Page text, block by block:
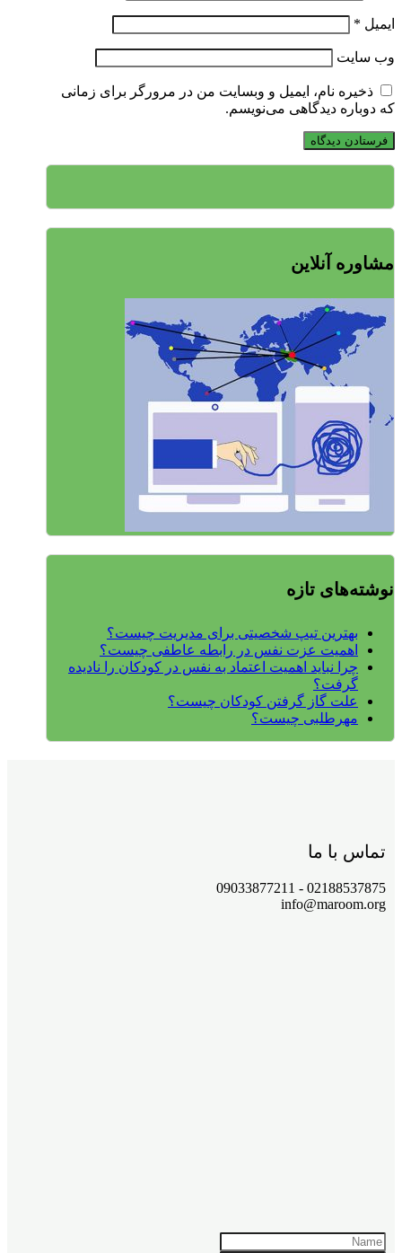
ایمیل *
وب‌ سایت
ذخیره نام، ایمیل و وبسایت من در مرورگر برای زمانی
که دوباره دیدگاهی می‌نویسم.
مشاوره آنلاین
نوشته‌های تازه
بهترین تیپ شخصیتی برای مدیریت چیست؟
اهمیت عزت نفس در رابطه عاطفی چیست؟
چرا نباید اهمیت اعتماد به نفس در کودکان را نادیده
گرفت؟
علت گاز گرفتن کودکان چیست؟
مهرطلبی چیست؟
تماس با ما
02188537875 - 09033877211
info@maroom.org